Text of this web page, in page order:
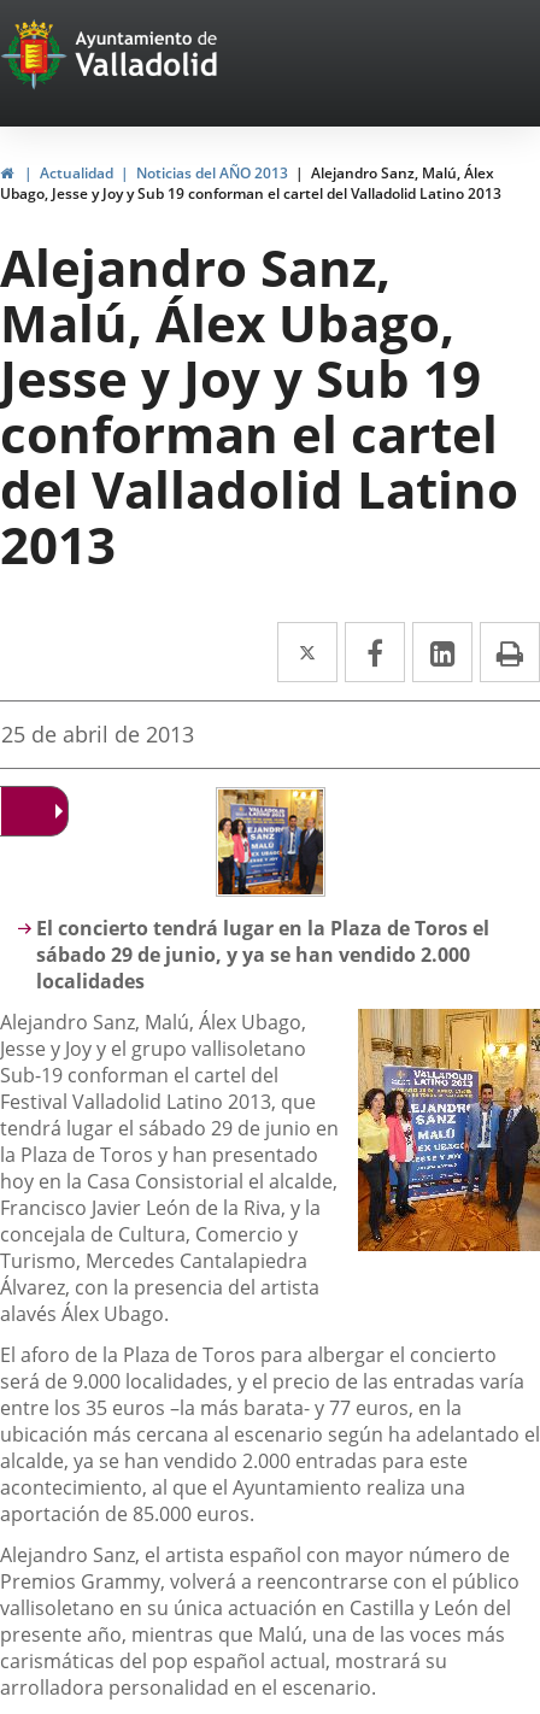
Portal
Web
del
Ayuntamiento
de
Valladolid
InicioActualidad Noticias del AÑO 2013
Alejandro Sanz, Malú, Álex
Ubago, Jesse y Joy y Sub 19 conforman el cartel del Valladolid Latino 2013
Alejandro Sanz,
Malú, Álex Ubago,
Jesse y Joy y Sub 19
conforman el cartel
del Valladolid Latino
2013
Twitter
Enlace
a
aplicación
externa.
Facebook
Enlace
a
aplicación
Enlace
a
Fecha
la
noticia
25 de abril de 2013
Descripción
El concierto tendrá lugar en la Plaza de Toros el
sábado 29 de junio, y ya se han vendido 2.000
localidades
Alejandro Sanz, Malú, Álex Ubago,
Jesse y Joy y el grupo vallisoletano
Sub-19 conforman el cartel del
Festival Valladolid Latino 2013, que
tendrá lugar el sábado 29 de junio en
la Plaza de Toros y han presentado
hoy en la Casa Consistorial el alcalde,
Francisco Javier León de la Riva, y la
concejala de Cultura, Comercio y
Turismo, Mercedes Cantalapiedra
Álvarez, con la presencia del artista
alavés Álex Ubago.
El aforo de la Plaza de Toros para albergar el concierto
será de 9.000 localidades, y el precio de las entradas varía
entre los 35 euros –la más barata- y 77 euros, en la
ubicación más cercana al escenario según ha adelantado el
alcalde, ya se han vendido 2.000 entradas para este
acontecimiento, al que el Ayuntamiento realiza una
aportación de 85.000 euros.
Alejandro Sanz, el artista español con mayor número de
Premios Grammy, volverá a reencontrarse con el público
vallisoletano en su única actuación en Castilla y León del
presente año, mientras que Malú, una de las voces más
carismáticas del pop español actual, mostrará su
arrolladora personalidad en el escenario.